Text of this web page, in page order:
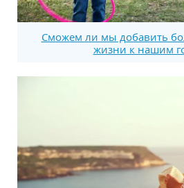
Сможем ли мы добавить
жизни к нашим